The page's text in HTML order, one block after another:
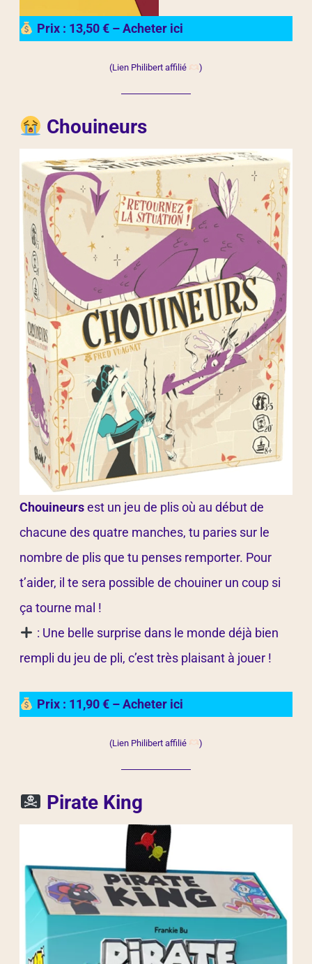
Prix : 13,50 € – Acheter ici
(Lien Philibert affilié )
Chouineurs
Chouineursest un jeu de plis où au début de
chacune des quatre manches, tu paries sur le
nombre de plis que tu penses remporter. Pour
t’aider, il te sera possible de chouiner un coup si
ça tourne mal !
: Une belle surprise dans le monde déjà bien
rempli du jeu de pli, c’est très plaisant à jouer !
Prix : 11,90 € – Acheter ici
(Lien Philibert affilié )
Pirate King